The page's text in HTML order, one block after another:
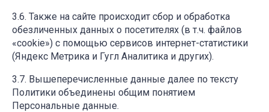
Также на сайте происходит сбор и обработка
обезличенных данных о посетителях (в т.ч. файлов
«cookie») с помощью сервисов интернет-статистики
(Яндекс Метрика и Гугл Аналитика и других).
Вышеперечисленные данные далее по тексту
Политики объединены общим понятием
Персональные данные.